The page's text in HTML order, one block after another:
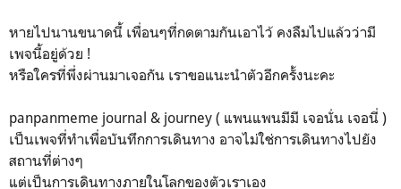
หายไปนานขนาดนี้ เพื่อนๆที่กดตามกันเอาไว้ คงลืมไปแล้วว่ามี
เพจนี้อยู่ด้วย !
หรือใครที่พึ่งผ่านมาเจอกัน เราขอแนะนำตัวอีกครั้งนะคะ
panpanmeme journal & journey ( แพนแพนมีมี เจอนั่น เจอนี่ )
เป็นเพจที่ทำเพื่อบันทึกการเดินทาง อาจไม่ใช่การเดินทางไปยัง
สถานที่ต่างๆ
แต่เป็นการเดินทางภายในโลกของตัวเราเอง